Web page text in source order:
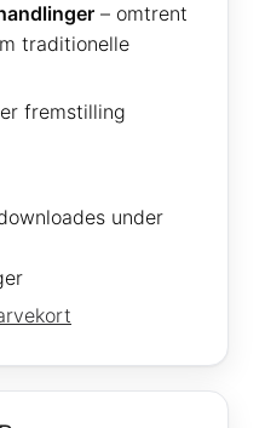
– omtrent
traditionelle
fremstilling
under